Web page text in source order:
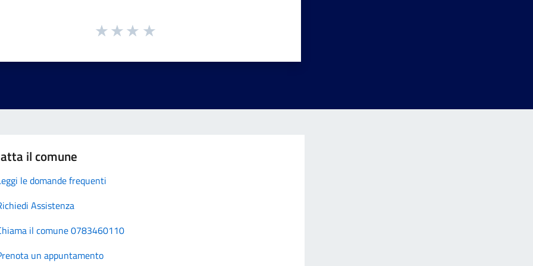
il comune
le domande frequenti
Assistenza
il comune 0783460110
un appuntamento